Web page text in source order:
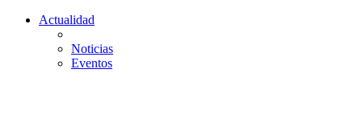
Actualidad
Noticias
Eventos